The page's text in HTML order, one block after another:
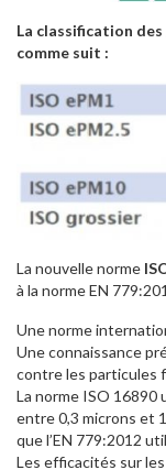
La classification
comme suit :
La nouvelle norme
à la norme EN
Une norme
Une connaissance
contre les particules
La norme ISO 16890
entre 0,3 microns et
que l’EN 779:2012
Les efficacités sur